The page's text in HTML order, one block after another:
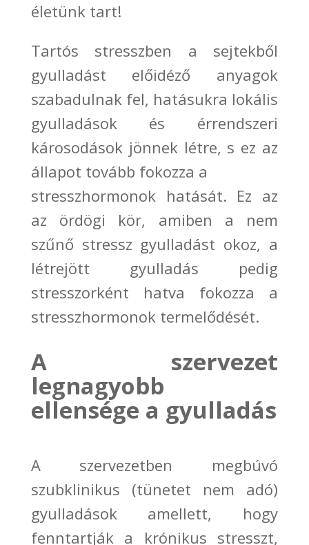
életünk tart!
Tartós stresszben a sejtekből
gyulladást előidéző anyagok
szabadulnak fel, hatásukra lokális
gyulladások és érrendszeri
károsodások jönnek létre, s ez az
állapot tovább fokozza a
stresszhormonok hatását. Ez az
az ördögi kör, amiben a nem
szűnő stressz gyulladást okoz, a
létrejött gyulladás pedig
stresszorként hatva fokozza a
stresszhormonok termelődését.
A szervezet
legnagyobb
ellensége a gyulladás
A szervezetben megbúvó
szubklinikus (tünetet nem adó)
gyulladások amellett, hogy
fenntartják a krónikus stresszt,